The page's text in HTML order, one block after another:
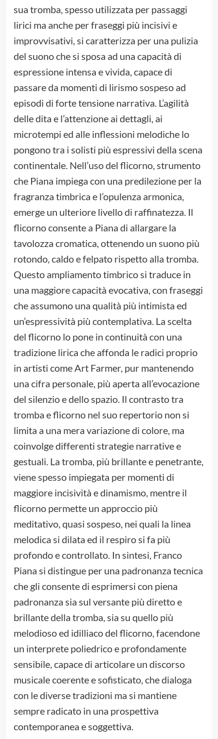
sua tromba, spesso utilizzata per passaggi
lirici ma anche per fraseggi più incisivi e
improvvisativi, si caratterizza per una pulizia
del suono che si sposa ad una capacità di
espressione intensa e vivida, capace di
passare da momenti di lirismo sospeso ad
episodi di forte tensione narrativa. L’agilità
delle dita e l’attenzione ai dettagli, ai
microtempi ed alle inflessioni melodiche lo
pongono tra i solisti più espressivi della scena
continentale. Nell’uso del flicorno, strumento
che Piana impiega con una predilezione per la
fragranza timbrica e l’opulenza armonica,
emerge un ulteriore livello di raffinatezza. Il
flicorno consente a Piana di allargare la
tavolozza cromatica, ottenendo un suono più
rotondo, caldo e felpato rispetto alla tromba.
Questo ampliamento timbrico si traduce in
una maggiore capacità evocativa, con fraseggi
che assumono una qualità più intimista ed
un’espressività più contemplativa. La scelta
del flicorno lo pone in continuità con una
tradizione lirica che affonda le radici proprio
in artisti come Art Farmer, pur mantenendo
una cifra personale, più aperta all’evocazione
del silenzio e dello spazio. Il contrasto tra
tromba e flicorno nel suo repertorio non si
limita a una mera variazione di colore, ma
coinvolge differenti strategie narrative e
gestuali. La tromba, più brillante e penetrante,
viene spesso impiegata per momenti di
maggiore incisività e dinamismo, mentre il
flicorno permette un approccio più
meditativo, quasi sospeso, nei quali la linea
melodica si dilata ed il respiro si fa più
profondo e controllato. In sintesi, Franco
Piana si distingue per una padronanza tecnica
che gli consente di esprimersi con piena
padronanza sia sul versante più diretto e
brillante della tromba, sia su quello più
melodioso ed idilliaco del flicorno, facendone
un interprete poliedrico e profondamente
sensibile, capace di articolare un discorso
musicale coerente e sofisticato, che dialoga
con le diverse tradizioni ma si mantiene
sempre radicato in una prospettiva
contemporanea e soggettiva.